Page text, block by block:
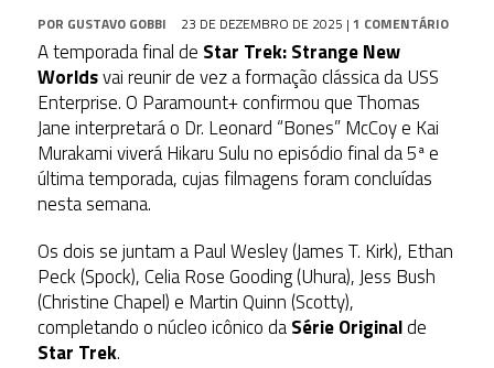
POR GUSTAVO GOBBI 23 DE DEZEMBRO DE 2025 | 1 COMENTÁRIO
A temporada final de Star Trek: Strange New
Worldsvai reunir de vez a formação clássica da USS
Enterprise. O Paramount+ confirmou queThomas
Janeinterpretará o Dr. Leonard “Bones” McCoy e Kai
Murakamiviverá Hikaru Sulu no episódio final da 5ª e
última temporada, cujas filmagens foram concluídas
nesta semana.
Os dois se juntam a Paul Wesley (James T. Kirk), Ethan
Peck (Spock), Celia Rose Gooding (Uhura), Jess Bush
(Christine Chapel) e Martin Quinn (Scotty),
completando o núcleo icônico daSérie Originalde
Star Trek.